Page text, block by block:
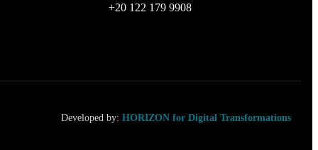
+20 122 179 9908
Developed by: HORIZON for Digital Transformations